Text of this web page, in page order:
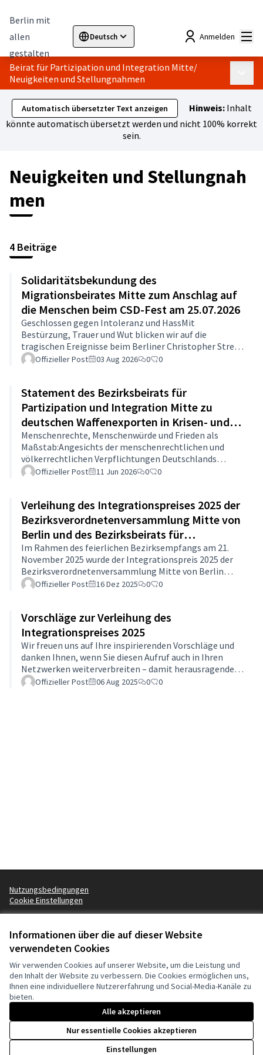
Informationen über die auf dieser Website
verwendeten Cookies
Wir verwenden Cookies auf unserer Website, um die Leistung und
den Inhalt der Website zu verbessern. Die Cookies ermöglichen uns,
Ihnen eine individuellere Nutzererfahrung und Social-Media-Kanäle zu
bieten.
Alle akzeptieren
Nur essentielle Cookies akzeptieren
Einstellungen
Berlin mit
allen
gestalten
Deutsch
Sprache wählen Choose languageElegir el idioma
Anmelden
Beirat für Partizipation und Integration Mitte/
Neuigkeiten und Stellungnahmen
Automatisch übersetzter Text anzeigen Hinweis:Inhalt
könnte automatisch übersetzt werden und nicht 100% korrekt
sein.
Neuigkeiten und Stellungnah
men
4 Beiträge
Solidaritätsbekundung des
Migrationsbeirates Mitte zum Anschlag auf
die Menschen beim CSD-Fest am 25.07.2026
Geschlossen gegen Intoleranz und HassMit
Bestürzung, Trauer und Wut blicken wir auf die
tragischen Ereignisse beim Berliner Christopher Street
Day (CSD). Wir verurteilen diese Gewalttat. Unsere
Community.Der Täter wurde bereits ermittelt. Es ist ein
junger Mann aus der migrantischen Community, der
mutmaßlich von islamistischen Kräften radikalisiert
worden ist. Wir stellen als Migrationsbeirat klar u…
Offizieller Post 03 Aug 2026 0 0
Statement des Bezirksbeirats für
Partizipation und Integration Mitte zu
deutschen Waffenexporten in Krisen- und
Konfliktregionen
Menschenrechte, Menschenwürde und Frieden als
Maßstab:Angesichts der menschenrechtlichen und
völkerrechtlichen Verpflichtungen Deutschlands
sprechen wir uns dafür aus, den Export von Waffen in
konsequent an strengen menschenrechtlichen und
völkerrechtlichen Kriterien
auszurichten.Begründung:Als Mitglieder dieses Beirates
und als Menschen, die in Berlin-Mitte in direktem
Kontakt mit von Krieg, Flu…
Offizieller Post 11 Jun 2026 0 0
Verleihung des Integrationspreises 2025 der
Bezirksverordnetenversammlung Mitte von
Berlin und des Bezirksbeirats für
Partizipation und Integration Mitte
Im Rahmen des feierlichen Bezirksempfangs am 21.
November 2025 wurde der Integrationspreis 2025 der
Bezirksverordnetenversammlung Mitte von Berlin
gemeinsam mit dem Bezirksbeirat für Partizipation
waren anwesend und wurden von den Laudatorinnen
und Laudatoren aus der
Bezirksverordnetenversammlung sowie dem
Bezirksbeirat für Partizipation und Integration für ihr
herausragendes Engagement und ihre…
Offizieller Post 16 Dez 2025 0 0
Vorschläge zur Verleihung des
Integrationspreises 2025
Wir freuen uns auf Ihre inspirierenden Vorschläge und
danken Ihnen, wenn Sie diesen Aufruf auch in Ihren
Netzwerken weiterverbreiten – damit herausragendes
Engagement die Sichtbarkeit erhält, die es
Offizieller Post 06 Aug 2025 0 0
Nutzungsbedingungen
Cookie Einstellungen
(Externer Link)
Kofinanziert durch die Europäische Union. Die
geäußerten Ansichten und Meinungen sind
jedoch ausschließlich die der Autor(en) und